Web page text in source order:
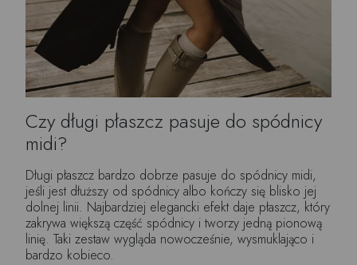
Czy długi płaszcz pasuje do spódnicy
midi?
Długi płaszcz bardzo dobrze pasuje do spódnicy midi,
jeśli jest dłuższy od spódnicy albo kończy się blisko jej
dolnej linii. Najbardziej elegancki efekt daje płaszcz, który
zakrywa większą część spódnicy i tworzy jedną pionową
linię. Taki zestaw wygląda nowocześnie, wysmuklająco i
bardzo kobieco.